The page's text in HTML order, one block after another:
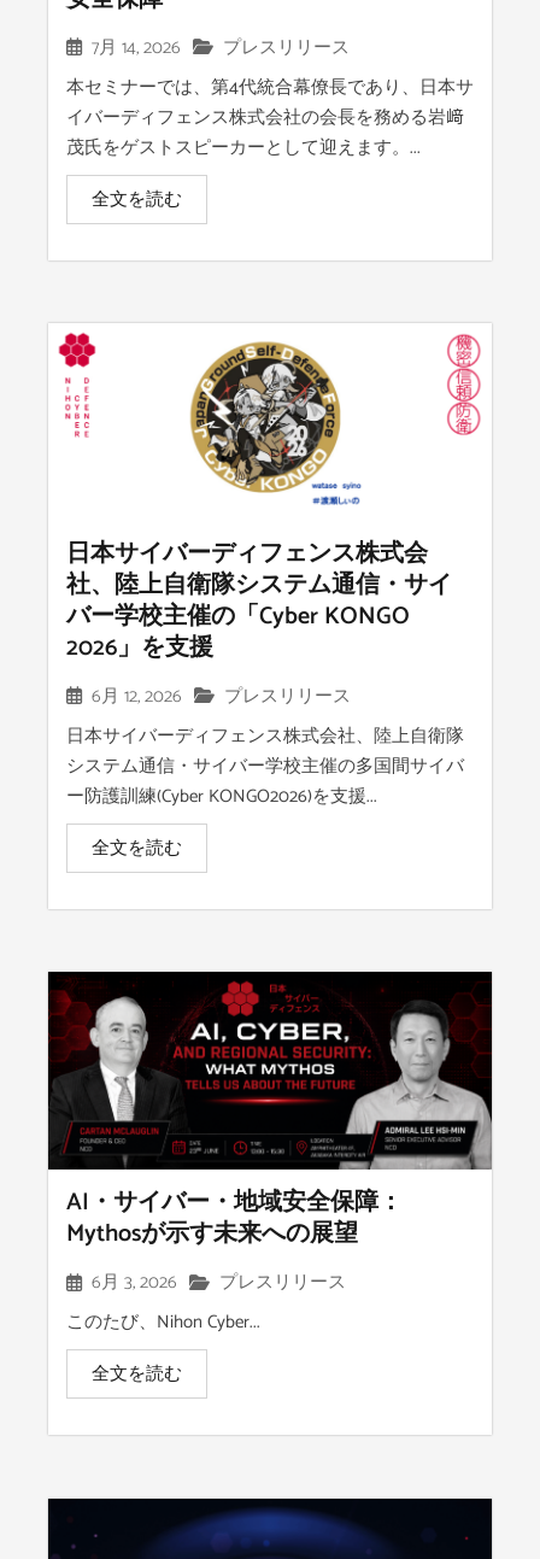
7月 14, 2026
プレスリリース
本セミナーでは、第4代統合幕僚長であり、日本サ
イバーディフェンス株式会社の会長を務める岩﨑
茂氏をゲストスピーカーとして迎えます。...
全文を読む
日本サイバーディフェンス株式会
社、陸上自衛隊システム通信・サイ
バー学校主催の「Cyber KONGO
2026」を支援
6月 12, 2026
プレスリリース
日本サイバーディフェンス株式会社、陸上自衛隊
システム通信・サイバー学校主催の多国間サイバ
ー防護訓練(Cyber KONGO2026)を支援...
全文を読む
AI・サイバー・地域安全保障：
Mythosが示す未来への展望
6月 3, 2026
プレスリリース
このたび、Nihon Cyber...
全文を読む